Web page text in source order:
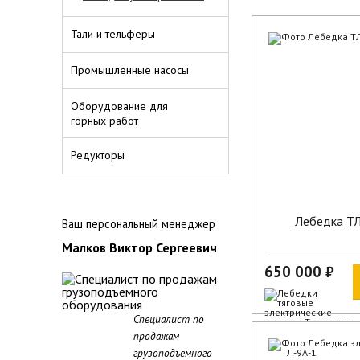
Тали и тельферы
Промышленные насосы
Оборудование для
горных работ
Редукторы
Ваш персональный менеджер
Малков Виктор Сергеевич
Специалист по
продажам
грузоподъемного
Лебедка
650 000 ₽